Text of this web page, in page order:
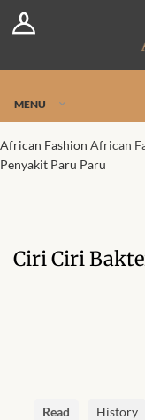
Log In
MENU
African Fashion African
Penyakit Paru Paru
Ciri Ciri
Read History